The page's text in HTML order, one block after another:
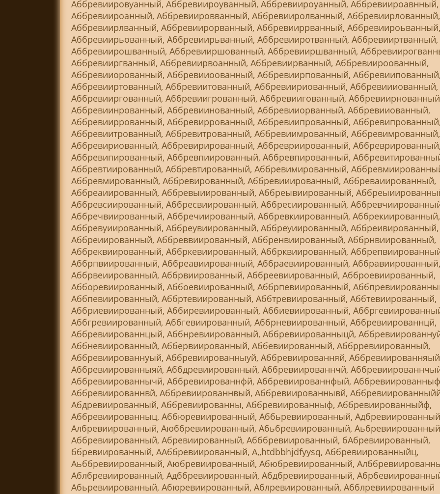
Аббревиировуанный, Аббревиироуванный, Аббревиироуанный, Аббревиироавнный,
Аббревиироанный, Аббревиировванный, Аббревииролванный, Аббревиирлованный,
Аббревиирлванный, Аббревиирорванный, Аббревииррванный, Аббревиироьванный,
Аббревиирьованный, Аббревиирьванный, Аббревииротванный, Аббревииртванный,
Аббревиирошванный, Аббревииршованный, Аббревииршванный,
Аббревииргванный, Аббревиирвоанный, Аббревиирванный, Аббревиироованный,
Аббревииорованный, Аббревииоованный, Аббревиирпованный, Аббревиипованный,
Аббревииртованный, Аббревиитованный, Аббревиириованный, Аббревиииованный,
Аббревииргованный, Аббревиигрованный, Аббревиигованный,
Аббревиинрованный, Аббревиинованный, Аббревииорванный, Аббревииованный,
Аббревииррованный, Аббревиррованный, Аббревиипрованный, Аббревипрованный,
Аббревиитрованный, Аббревитрованный, Аббревиимрованный, Аббревимрованный,
Аббревириованный, Аббревирированный, Аббревриированный, Аббреврированный,
Аббревипированный, Аббревпиированный, Аббревпированный,
Аббревтиированный, Аббревтированный, Аббревимированный,
Аббревмированный, Аббревированный, Аббревииированный, Аббреваиированный,
Аббреаиированный, Аббревыиированный, Аббреывиированный,
Аббревсиированный, Аббресвиированный, Аббресиированный,
Аббречвиированный, Аббречиированный, Аббревкиированный, Аббрекиированный,
Аббревуиированный, Аббреувиированный, Аббреуиированный, Аббреивированный,
Аббреиированный, Аббреввиированный, Аббренвиированный, Аббрнвиированный,
Аббреквиированный, Аббркевиированный, Аббрквиированный,
Аббрпвиированный, Аббреавиированный, Аббраевиированный, Аббравиированный,
Аббрвеиированный, Аббрвиированный, Аббреевиированный, Абброевиированный,
Абборевиированный, Аббоевиированный, Аббрпевиированный,
Аббпевиированный, Аббртевиированный, Аббтревиированный, Аббтевиированный,
Аббриевиированный, Аббиревиированный, Аббиевиированный,
Аббгревиированный, Аббгевиированный, Аббрневиированный, Аббревиированнцй,
Аббревиированнцый, Аббнревиированный, Аббревиированныцй,
Аббневиированный, Аббервиированный, Аббевиированный, Аббрревиированный,
Аббревиированнуый, Аббревиированныуй, Аббревиированняй,
Аббревиированныяй, Аббдревиированный, Аббревиированнчй,
Аббревиированнычй, Аббревиированнфй, Аббревиированнфый,
Аббревиированнвй, Аббревиированнвый, Аббревиированнывй,
Абдревиированный, Аббревиированны, Аббревиированныф, Аббревиированныйф,
Аббревиированныц, Аббюревиированный, Аббьревиированный,
Албревиированный, Аюббревиированный, Абьбревиированный,
Аббревиированный, Абревиированный, Абббревиированный, бАбревиированный,
ббревиированный, ААббревиированный, А,,htdbbhjdfyysq, Аббревиированныйц,
Аьббревиированный, Аюбревиированный, Абюбревиированный,
Аблбревиированный, Адббревиированный, Абдбревиированный,
Абьревиированный, Абюревиированный, Аблревиированный, Абблревиированный